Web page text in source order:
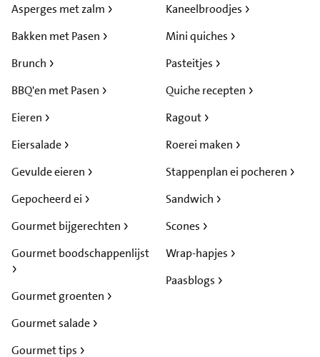
Asperges met zalm
Bakken met Pasen
Brunch
BBQ'en met Pasen
Eieren
Eiersalade
Gevulde eieren
Gepocheerd ei
Gourmet bijgerechten
Gourmet boodschappenlijst
Gourmet groenten
Gourmet salade
Gourmet tips
Kaneelbroodjes
Mini quiches
Pasteitjes
Quiche recepten
Ragout
Roerei maken
Stappenplan ei pocheren
Sandwich
Scones
Wrap-hapjes
Paasblogs